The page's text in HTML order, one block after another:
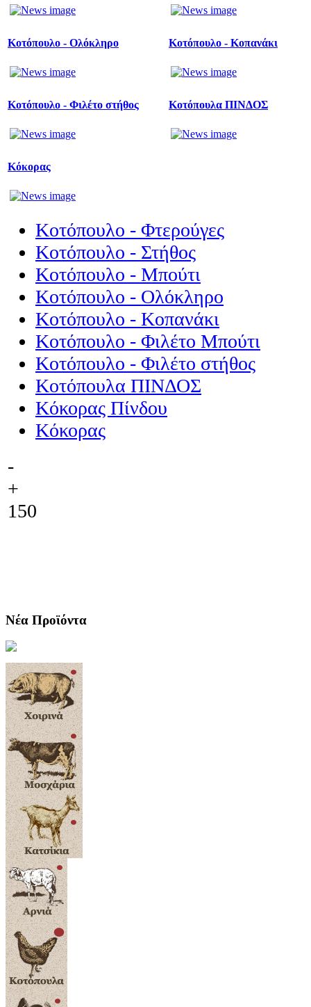
Κοτόπουλο - Ολόκληρο Κοτόπουλο - Κοπανάκι
Κοτόπουλο - Φιλέτο στήθος Κοτόπουλα ΠΙΝΔΟΣ
Κόκορας
Κοτόπουλο - Φτερούγες
Κοτόπουλο - Στήθος
Κοτόπουλο - Μπούτι
Κοτόπουλο - Ολόκληρο
Κοτόπουλο - Κοπανάκι
Κοτόπουλο - Φιλέτο Μπούτι
Κοτόπουλο - Φιλέτο στήθος
Κοτόπουλα ΠΙΝΔΟΣ
Κόκορας Πίνδου
Κόκορας
-
+
150
Νέα Προϊόντα